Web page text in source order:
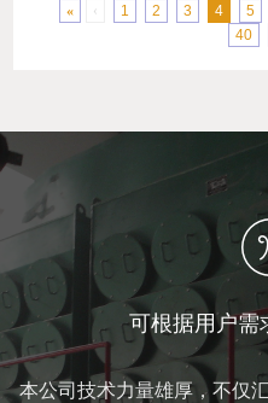
« ‹ 1 2 3 4 5
40
可根据用户需
本公司技术力量雄厚，不仅